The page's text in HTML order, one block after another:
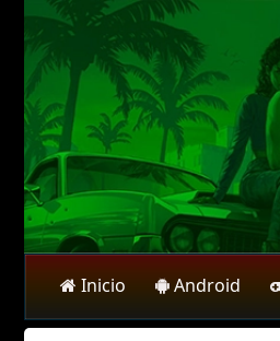
Inicio Android